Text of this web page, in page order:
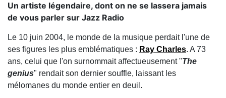
Un artiste légendaire, dont on ne se lassera jamais
de vous parler sur Jazz Radio
Le 10 juin 2004, le monde de la musique perdait l'une de
ses figures les plus emblématiques : Ray Charles. A 73
ans, celui que l'on surnommait affectueusement "The
genius" rendait son dernier souffle, laissant les
mélomanes du monde entier en deuil.